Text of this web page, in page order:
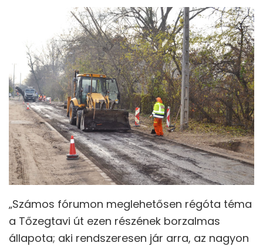
„Számos fórumon meglehetősen régóta téma
a Tőzegtavi út ezen részének borzalmas
állapota; aki rendszeresen jár arra, az nagyon